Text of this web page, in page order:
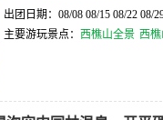
出团日期：08/08 08/15 08/22 08/
主要游玩景点：
西樵山全景 西